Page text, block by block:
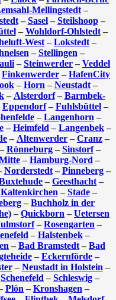
Mellingstedt –
– Sasel– Steilshoop–
– Wohldorf-Ohlstedt–
West – Lokstedt –
– Stellingen –
– Steinwerder – Veddel
Finkenwerder – HafenCity
– Horn – Neustadt–
– Alsterdorf– Barmbek-
Eppendorf– Fuhlsbüttel–
– Langenhorn –
– Heimfeld – Langenbek –
– Altenwerder – Cranz –
– Rönneburg– Sinstorf–
– Hamburg-Nord –
Norderstedt– Pinneberg–
– Geesthacht –
Kaltenkirchen – Stade–
– Buchholz in der
– Quickborn – Uetersen
– Rosengarten –
– Halstenbek–
– Bad Bramstedt – Bad
– Eckernförde–
– Neustadt in Holstein –
Schenefeld – Schleswig –
Plön – Kronshagen –